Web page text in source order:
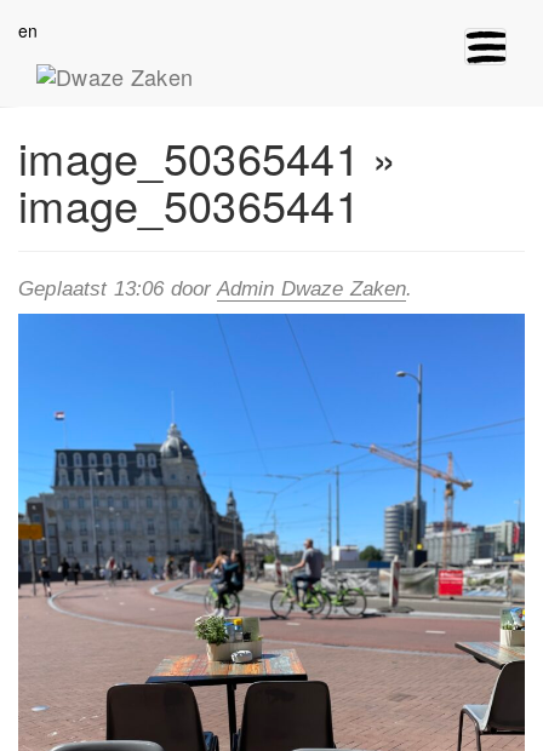
Toggle
en
image_50365441 »
image_50365441
Geplaatst 13:06doorAdmin Dwaze Zaken.